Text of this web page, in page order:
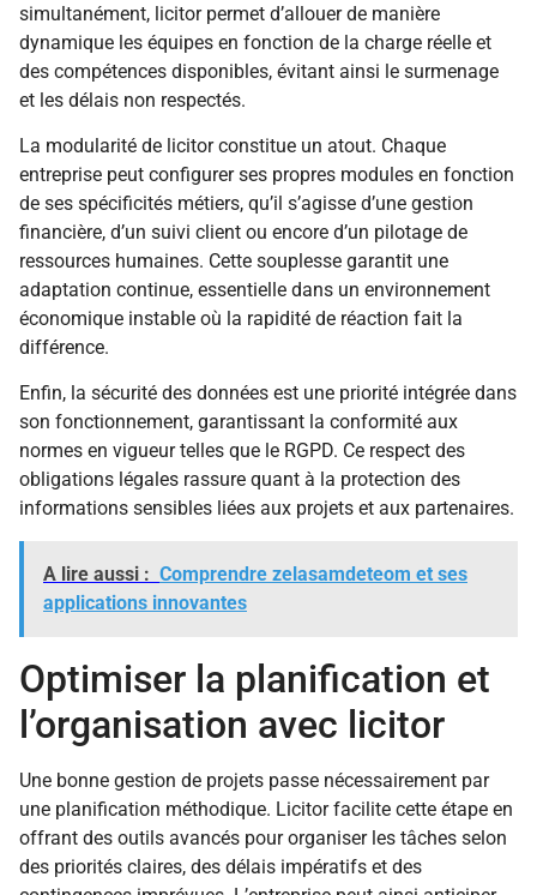
simultanément, licitor permet d’allouer de manière
dynamique les équipes en fonction de la charge réelle et
des compétences disponibles, évitant ainsi le surmenage
et les délais non respectés.
La modularité de licitor constitue un atout. Chaque
entreprise peut configurer ses propres modules en fonction
de ses spécificités métiers, qu’il s’agisse d’une gestion
financière, d’un suivi client ou encore d’un pilotage de
ressources humaines. Cette souplesse garantit une
adaptation continue, essentielle dans un environnement
économique instable où la rapidité de réaction fait la
différence.
Enfin, la sécurité des données est une priorité intégrée dans
son fonctionnement, garantissant la conformité aux
normes en vigueur telles que le RGPD. Ce respect des
obligations légales rassure quant à la protection des
informations sensibles liées aux projets et aux partenaires.
A lire aussi : Comprendre zelasamdeteom et ses
applications innovantes
Optimiser la planification et
l’organisation avec licitor
Une bonne gestion de projets passe nécessairement par
une planification méthodique. Licitor facilite cette étape en
offrant des outils avancés pour organiser les tâches selon
des priorités claires, des délais impératifs et des